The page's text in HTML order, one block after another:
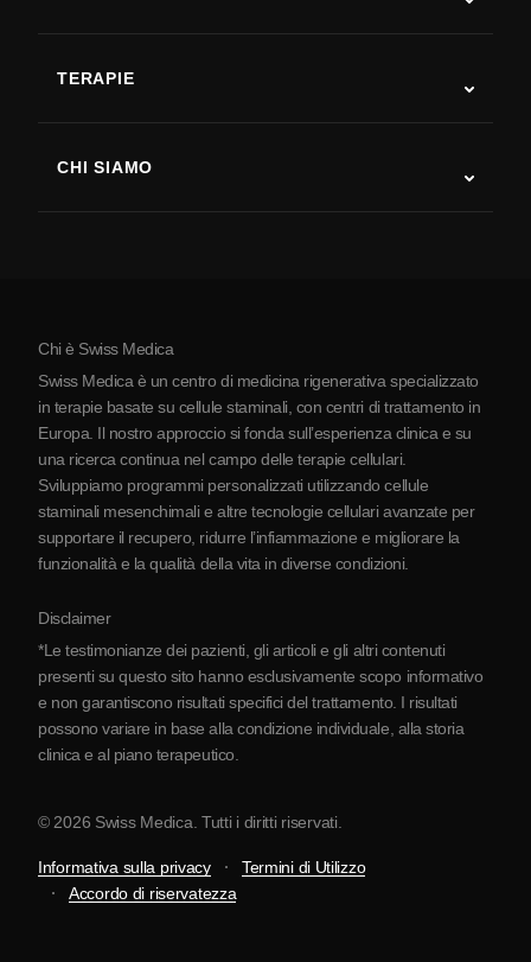
Malattia di Parkinson
Artrite
TERAPIE
CHI SIAMO
La Serbia
Partnership
Chi è Swiss Medica
Swiss Medica è un centro di medicina rigenerativa specializzato
in terapie basate su cellule staminali, con centri di trattamento in
Europa. Il nostro approccio si fonda sull’esperienza clinica e su
una ricerca continua nel campo delle terapie cellulari.
Sviluppiamo programmi personalizzati utilizzando cellule
staminali mesenchimali e altre tecnologie cellulari avanzate per
supportare il recupero, ridurre l’infiammazione e migliorare la
funzionalità e la qualità della vita in diverse condizioni.
Disclaimer
*Le testimonianze dei pazienti, gli articoli e gli altri contenuti
presenti su questo sito hanno esclusivamente scopo informativo
e non garantiscono risultati specifici del trattamento. I risultati
possono variare in base alla condizione individuale, alla storia
clinica e al piano terapeutico.
© 2026 Swiss Medica. Tutti i diritti riservati.
Informativa sulla privacy
Termini di Utilizzo
Accordo di riservatezza